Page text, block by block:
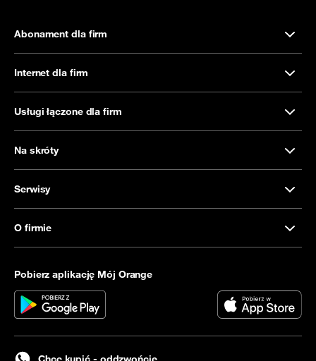
Abonament dla firm
Internet dla firm
Usługi łączone dla firm
Na skróty
Serwisy
O firmie
Pobierz aplikację Mój Orange